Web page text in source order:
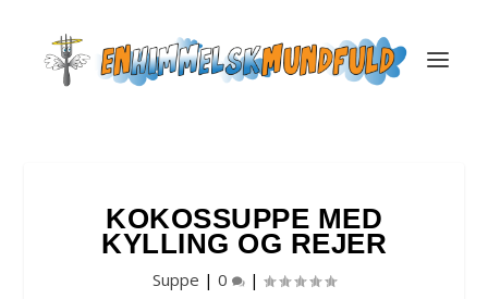
KOKOSSUPPE MED
KYLLING OG REJER
Suppe | 0 |